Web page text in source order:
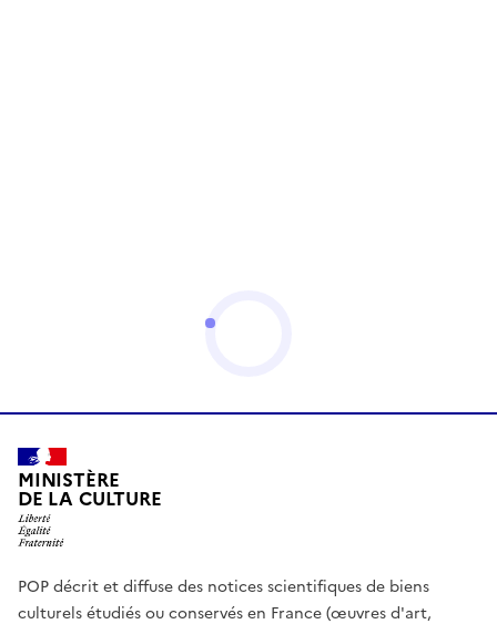
MINISTÈRE
DE LA CULTURE
POP décrit et diffuse des notices scientifiques de biens
culturels étudiés ou conservés en France (œuvres d'art,